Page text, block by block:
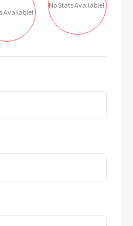
Available!
No Stats Available!